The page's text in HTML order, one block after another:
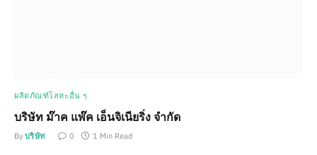
ผลิตภัณฑ์โลหะอื่น ๆ
บริษัท ม๊าค แพ๊ค เอ็นจิเนียริ่ง จำกัด
By บริษัท 0 1 Min Read